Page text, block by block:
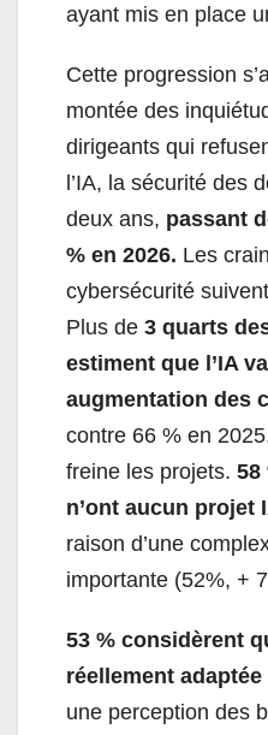
ayant mis en place
Cette progression
montée des
dirigeants qui
l’IA, la sécurité des
deux ans, passant
% en 2026. Les
cybersécurité
Plus de 3 quarts
estiment que l’IA
augmentation des
contre 66 % en
freine les projets. 58
n’ont aucun projet
raison d’une
importante (52%, +
53 % considèrent
réellement adaptée
une perception des